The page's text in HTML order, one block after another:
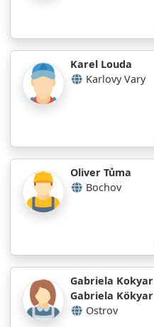
Karel Louda
Karlovy Vary
Oliver Tůma
Bochov
Gabriela Kokyar
Gabriela Kökyar
Ostrov